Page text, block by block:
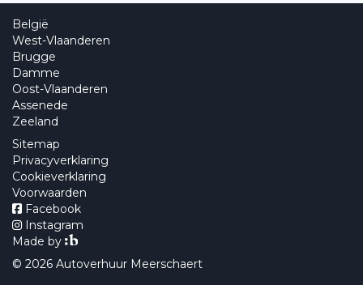
België
West-Vlaanderen
Brugge
Damme
Oost-Vlaanderen
Assenede
Zeeland
© 2026 Autoverhuur Meerschaert
Sitemap
Privacyverklaring
Cookieverklaring
Voorwaarden
Facebook
Instagram
Made by